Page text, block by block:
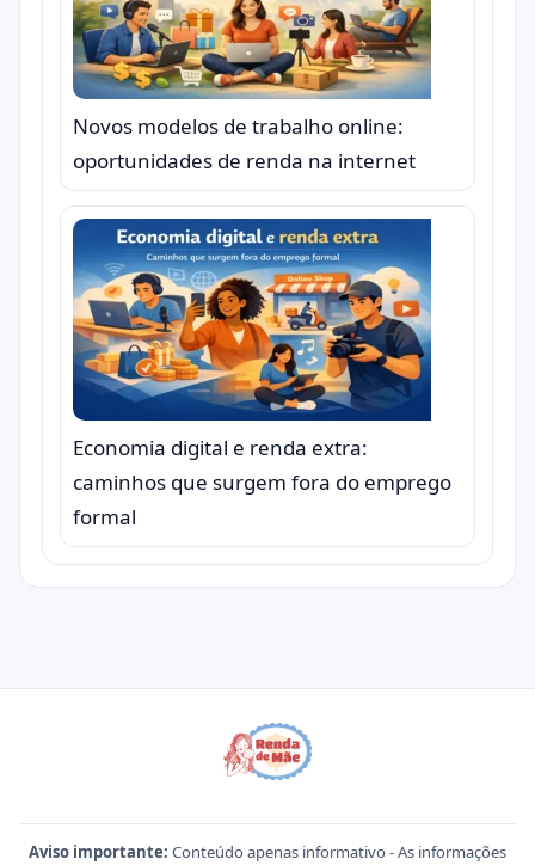
Novos modelos de trabalho online:
oportunidades de renda na internet
Economia digital e renda extra:
caminhos que surgem fora do emprego
formal
Aviso importante: Conteúdo apenas informativo - As informações